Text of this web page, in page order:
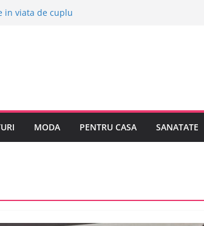
in viata de cuplu
MODA PENTRU CASA SANATATE